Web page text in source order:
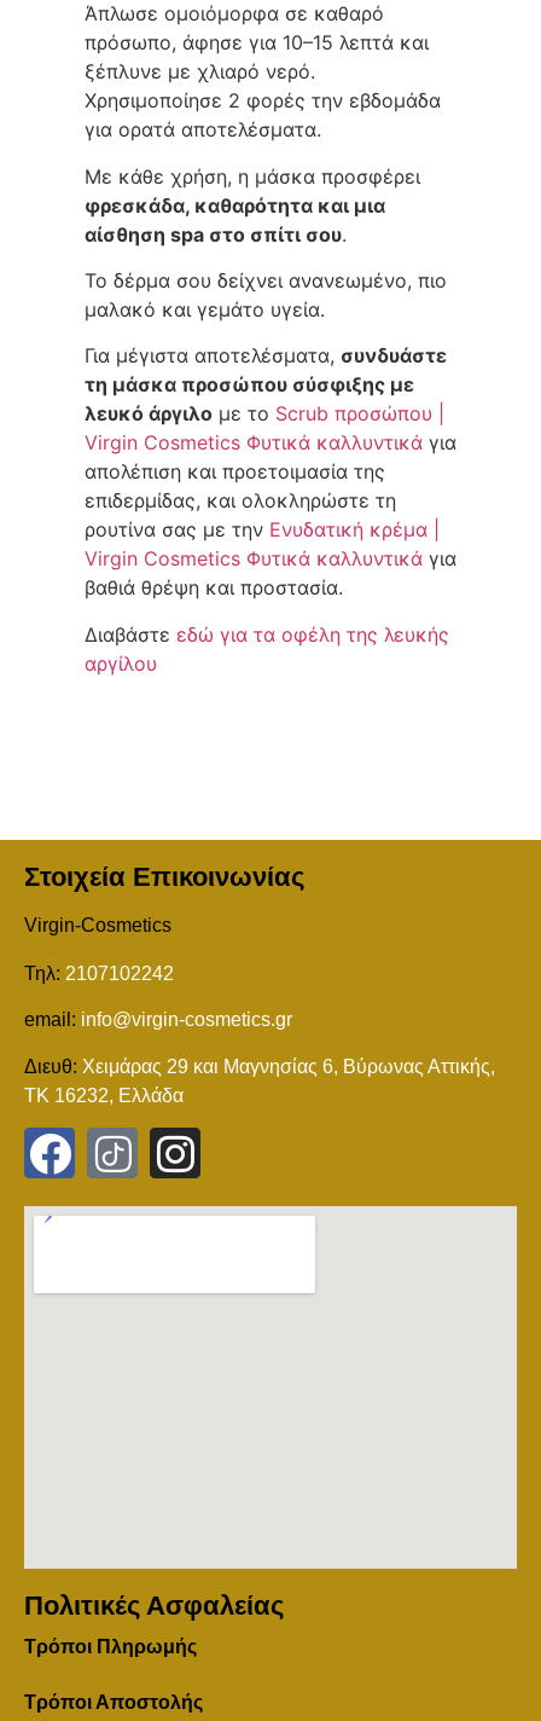
Άπλωσε ομοιόμορφα σε καθαρό
πρόσωπο, άφησε για 10–15 λεπτά και
ξέπλυνε με χλιαρό νερό.
Χρησιμοποίησε 2 φορές την εβδομάδα
για ορατά αποτελέσματα.
Με κάθε χρήση, η μάσκα προσφέρει
φρεσκάδα, καθαρότητα και μια
αίσθηση spa στο σπίτι σου.
Το δέρμα σου δείχνει ανανεωμένο, πιο
μαλακό και γεμάτο υγεία.
Για μέγιστα αποτελέσματα, συνδυάστε
τη μάσκα προσώπου σύσφιξης με
λευκό άργιλο με το Scrub προσώπου |
Virgin Cosmetics Φυτικά καλλυντικά για
απολέπιση και προετοιμασία της
επιδερμίδας, και ολοκληρώστε τη
ρουτίνα σας με την Ενυδατική κρέμα |
Virgin Cosmetics Φυτικά καλλυντικά για
βαθιά θρέψη και προστασία.
Διαβάστε εδώ για τα οφέλη της λευκής
αργίλου
Στοιχεία Επικοινωνίας
Virgin-Cosmetics
Τηλ: 2107102242
email: info@virgin-cosmetics.gr
Διευθ: Χειμάρας 29 και Mαγνησίας 6, Βύρωνας Αττικής,
ΤΚ 16232, Ελλάδα
Πολιτικές Ασφαλείας
Τρόποι Πληρωμής
Τρόποι Αποστολής